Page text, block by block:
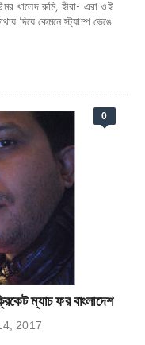
খালেদ রুমি, হীরা- এরা ওই
দিয়ে কেমনে স্ট্যাম্প ভেঙে
0
ম্যাচ ফর বাংলাদেশ
2017